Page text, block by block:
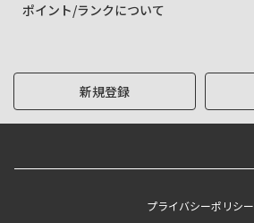
ポイント/ランクについて
新規登録
プライバシーポリシー